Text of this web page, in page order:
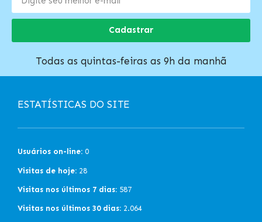
Cadastrar
Todas as quintas-feiras as 9h da manhã
ESTATÍSTICAS DO SITE
Usuários on-line: 0
Visitas de hoje: 28
Visitas nos últimos 7 dias: 587
Visitas nos últimos 30 dias: 2.064